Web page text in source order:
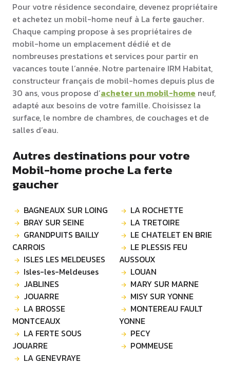
Pour votre résidence secondaire, devenez propriétaire
et achetez un mobil-home neuf à La ferte gaucher.
Chaque camping propose à ses propriétaires de
mobil-home un emplacement dédié et de
nombreuses prestations et services pour partir en
vacances toute l’année. Notre partenaire IRM Habitat,
constructeur français de mobil-homes depuis plus de
30 ans, vous propose d’acheter un mobil-home neuf,
adapté aux besoins de votre famille. Choisissez la
surface, le nombre de chambres, de couchages et de
salles d’eau.
Autres destinations pour votre
Mobil-home proche La ferte
gaucher
BAGNEAUX SUR LOING
BRAY SUR SEINE
GRANDPUITS BAILLY
CARROIS
ISLES LES MELDEUSES
Isles-les-Meldeuses
JABLINES
JOUARRE
LA BROSSE
MONTCEAUX
LA FERTE SOUS
JOUARRE
LA GENEVRAYE
LA ROCHETTE
LA TRETOIRE
LE CHATELET EN BRIE
LE PLESSIS FEU
AUSSOUX
LOUAN
MARY SUR MARNE
MISY SUR YONNE
MONTEREAU FAULT
YONNE
PECY
POMMEUSE